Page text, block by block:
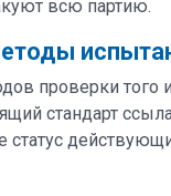
всю партию.
проверки того
стандарт